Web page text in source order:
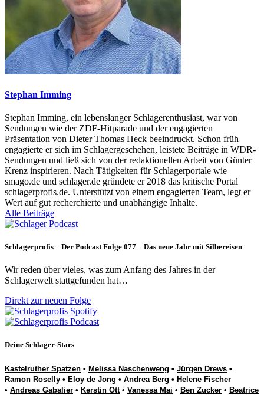
Stephan Imming
Stephan Imming, ein lebenslanger Schlagerenthusiast, war von
Sendungen wie der ZDF-Hitparade und der engagierten
Präsentation von Dieter Thomas Heck beeindruckt. Schon früh
engagierte er sich im Schlagergeschehen, leistete Beiträge in WDR-
Sendungen und ließ sich von der redaktionellen Arbeit von Günter
Krenz inspirieren. Nach Tätigkeiten für Schlagerportale wie
smago.de und schlager.de gründete er 2018 das kritische Portal
schlagerprofis.de. Unterstützt von einem engagierten Team, legt er
Wert auf gut recherchierte und unabhängige Inhalte.
Alle Beiträge
Schlagerprofis – Der Podcast Folge 077 – Das neue Jahr mit Silbereisen
Wir reden über vieles, was zum Anfang des Jahres in der
Schlagerwelt stattgefunden hat…
Direkt zur neuen Folge
Deine Schlager-Stars
Kastelruther Spatzen • Melissa Naschenweng • Jürgen Drews •
Ramon Roselly • Eloy de Jong • Andrea Berg • Helene Fischer
• Andreas Gabalier • Kerstin Ott• Vanessa Mai • Ben Zucker • Beatrice